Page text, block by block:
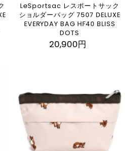
LeSportsac レスポートサック
ショルダーバッグ 7507 DELUXE
EVERYDAY BAG HF40 BLISS
DOTS
20,900円